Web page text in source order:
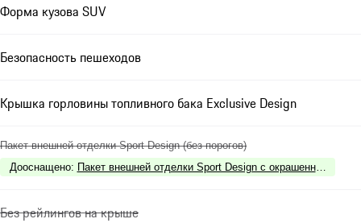
Форма кузова SUV
Безопасность пешеходов
Крышка горловины топливного бака Exclusive Design
Пакет внешней отделки Sport Design (без порогов)
Дооснащено: Пакет внешней отделки Sport Design с окрашенными
Без рейлингов на крыше